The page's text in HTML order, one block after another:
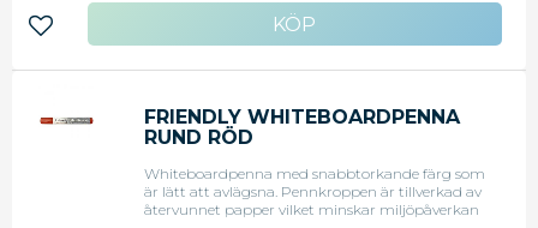
Lägg till i favoriter
FRIENDLY WHITEBOARDPENNA
RUND RÖD
Whiteboardpenna med snabbtorkande färg som
är lätt att avlägsna. Pennkroppen är tillverkad av
återvunnet papper vilket minskar miljöpåverkan